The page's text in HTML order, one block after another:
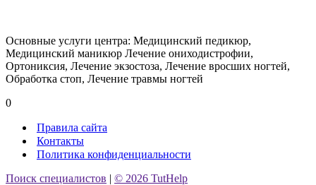
Основные услуги центра: Медицинский педикюр,
Медицинский маникюр Лечение ониходистрофии,
Ортониксия, Лечение экзостоза, Лечение вросших ногтей,
Обработка стоп, Лечение травмы ногтей
0
Правила сайта
Контакты
Политика конфиденциальности
Поиск специалистов | © 2026 TutHelp